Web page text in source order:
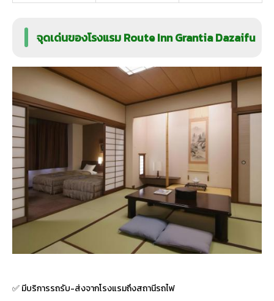
จุดเด่นของโรงแรม Route Inn Grantia Dazaifu
✅ มีบริการรถรับ-ส่งจากโรงแรมถึงสถานีรถไฟ